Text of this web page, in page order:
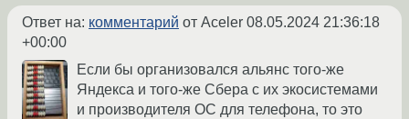
Ответ на: комментарий от Aceler 08.05.2024 21:36:18
+00:00
Если бы организовался альянс того-же
Яндекса и того-же Сбера с их экосистемами
и производителя ОС для телефона, то это